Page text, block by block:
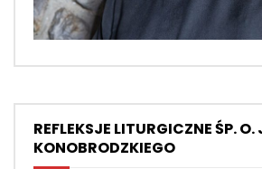
REFLEKSJE LITURGICZNE ŚP.
KONOBRODZKIEGO